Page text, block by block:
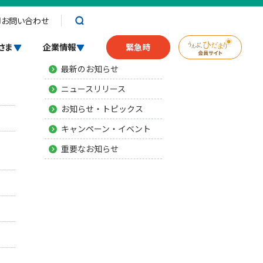
お問い合わせ
ま 企業情報 緊急時
お知らせ
最新のお知らせ
ニュースリリース
お知らせ・トピックス
キャンペーン・イベント
重要なお知らせ